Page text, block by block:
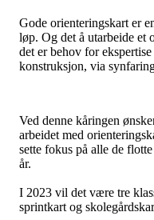
Gode orienteringskart er
løp. Og det å utarbeide et
det er behov for
konstruksjon, via
Ved denne kåringen
arbeidet med
sette fokus på alle de
år.
I 2023 vil det være tre
sprintkart og